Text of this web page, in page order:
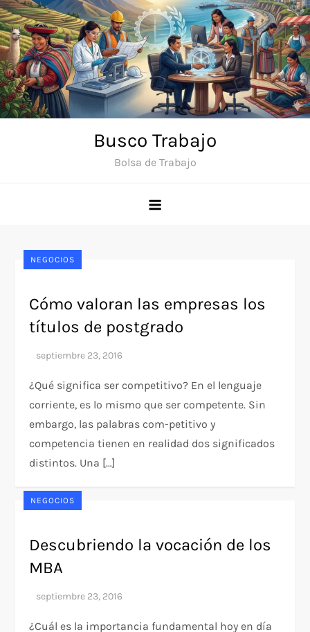
Saltar
al
contenido
Busco Trabajo
Bolsa de Trabajo
NEGOCIOS
Cómo valoran las empresas los
títulos de postgrado
¿Qué significa ser competitivo? En el lenguaje
corriente, es lo mismo que ser competente. Sin
embargo, las palabras com-petitivo y
competencia tienen en realidad dos significados
distintos. Una […]
NEGOCIOS
Descubriendo la vocación de los
MBA
¿Cuál es la importancia fundamental hoy en día